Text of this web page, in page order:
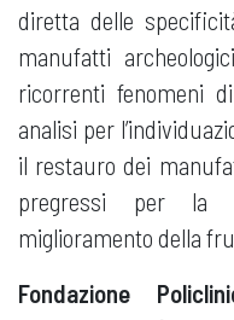
diretta delle
manufatti
ricorrenti fenomeni
analisi per
il restauro dei
pregressi per la
miglioramento della
Fondazione